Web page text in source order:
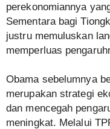
perekonomiannya
Sementara bagi
justru memuluskan
memperluas
Obama sebelumnya
merupakan strategi
dan mencegah
meningkat. Melalui